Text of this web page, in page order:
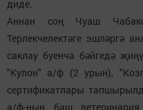
диде.
Аннан соң Чуаш
Терлекчелектәге эшләргә
саклау буенча бәйгедә
"Кулон" а/ф (2 урын),
сертификатлары
а/ф-ның баш